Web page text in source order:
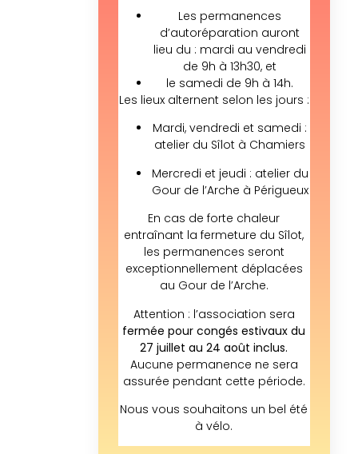
Les permanences
d’autoréparation auront
lieu du : mardi au vendredi
de 9h à 13h30, et
le samedi de 9h à 14h.
Les lieux alternent selon les jours :
Mardi, vendredi et samedi :
atelier du Sîlot à Chamiers
Mercredi et jeudi : atelier du
Gour de l’Arche à Périgueux
En cas de forte chaleur
entraînant la fermeture du Sîlot,
les permanences seront
exceptionnellement déplacées
au Gour de l’Arche.
Attention : l’association sera
fermée pour congés estivaux du
27 juillet au 24 août inclus.
Aucune permanence ne sera
assurée pendant cette période.
Nous vous souhaitons un bel été
à vélo.